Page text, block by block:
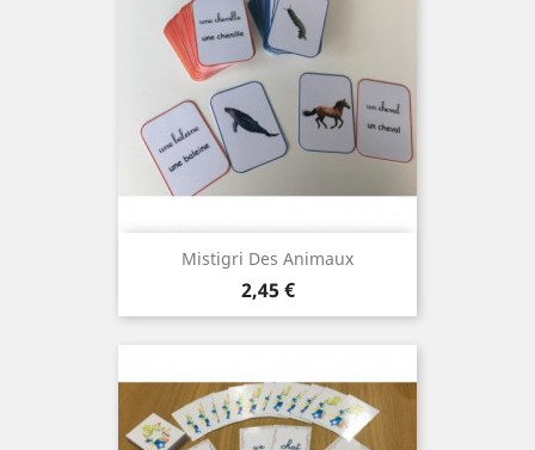
Mistigri Des Animaux
Prix
2,45 €